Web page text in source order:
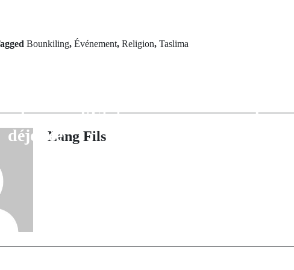
Bounkiling, Événement, Religion, Taslima
: Le capitaine
de coup d'État
déjouéeLang Fils